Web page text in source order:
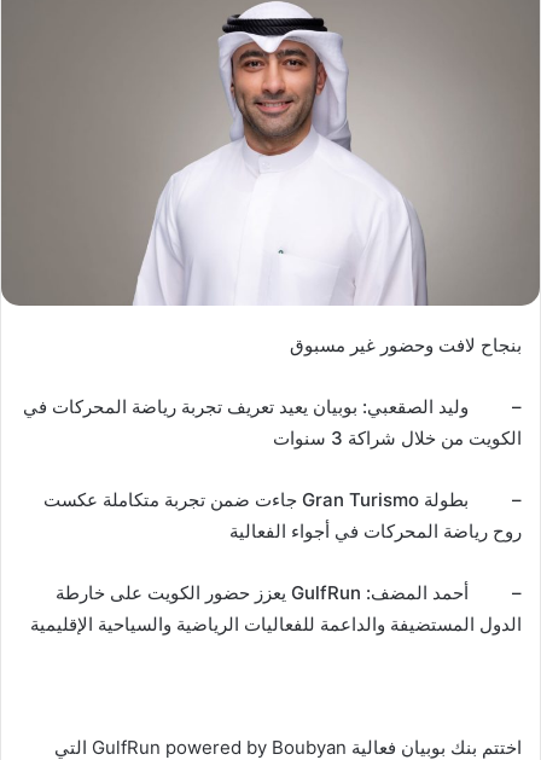
بنجاح لافت وحضور غير مسبوق
– وليد الصقعبي: بوبيان يعيد تعريف تجربة رياضة المحركات في
الكويت من خلال شراكة 3 سنوات
– بطولة Gran Turismo جاءت ضمن تجربة متكاملة عكست
روح رياضة المحركات في أجواء الفعالية
– أحمد المضف: GulfRun يعزز حضور الكويت على خارطة
الدول المستضيفة والداعمة للفعاليات الرياضية والسياحية الإقليمية
اختتم بنك بوبيان فعالية GulfRun powered by Boubyan التي